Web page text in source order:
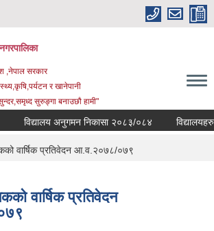
,नेपाल सरकार
र खानेपानी
सुरुङ्गा बनाउछौ हामी"
विद्यालय अनुगमन निकासा २०८३/०८४
वार्षिक प्रतिवेदन आ.व.२०७८/०७९
वार्षिक प्रतिवेदन